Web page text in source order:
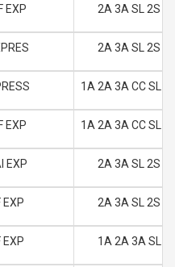
EXP 2A 3A SL 2S
2A 3A SL 2S
1A 2A 3A CC SL
EXP 1A 2A 3A CC SL
EXP 2A 3A SL 2S
EXP 2A 3A SL 2S
EXP 1A 2A 3A SL